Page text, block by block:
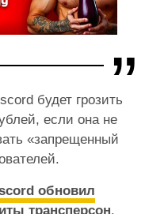
будет грозить
если она не
«запрещенный
обновил
трансперсон.